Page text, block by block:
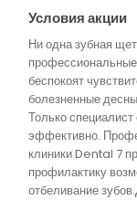
Условия акции
Ни одна зубная
беспокоят
болезненные
Только
эффективно.
клиники Dental 7
профилактику
отбеливание